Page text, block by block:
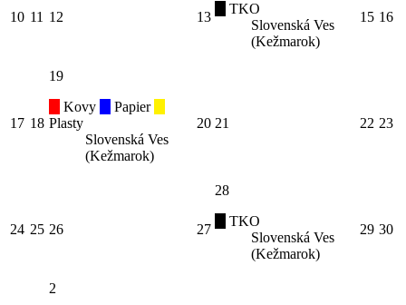
10 11 12 13
TKO
Slovenská Ves
(Kežmarok)
15 16
17 18
19
Kovy
Papier
Plasty
Slovenská Ves
(Kežmarok)
20 21 22 23
24 25 26 27
28
TKO
Slovenská Ves
(Kežmarok)
29 30
2